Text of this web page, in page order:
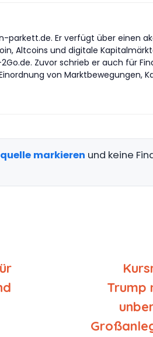
parkett.de. Er verfügt über einen
Altcoins und digitale
Zuvor schrieb er auch für
von Marktbewegungen,
markieren und keine
Trump